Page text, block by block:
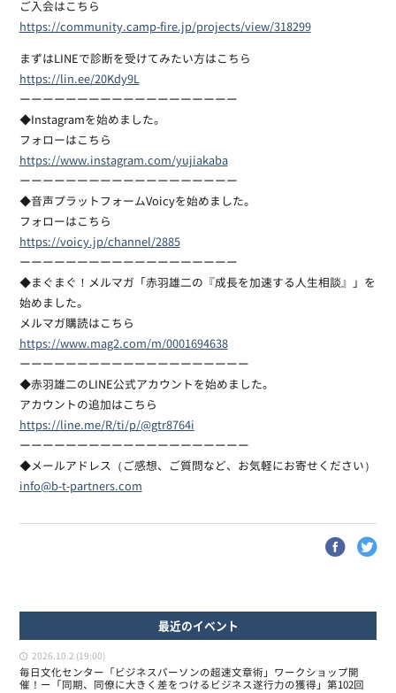
ご入会はこちら
https://community.camp-fire.jp/projects/view/318299
まずはLINEで診断を受けてみたい方はこちら
https://lin.ee/20Kdy9L
ーーーーーーーーーーーーーーーーーーー
◆Instagramを始めました。
フォローはこちら
https://www.instagram.com/yujiakaba
ーーーーーーーーーーーーーーーーーーー
◆音声プラットフォームVoicyを始めました。
フォローはこちら
https://voicy.jp/channel/2885
ーーーーーーーーーーーーーーーーーーー
◆まぐまぐ！メルマガ「赤羽雄二の『成長を加速する人生相談』」を
始めました。
メルマガ購読はこちら
https://www.mag2.com/m/0001694638
ーーーーーーーーーーーーーーーーーーーー
◆赤羽雄二のLINE公式アカウントを始めました。
アカウントの追加はこちら
https://line.me/R/ti/p/@gtr8764i
ーーーーーーーーーーーーーーーーーーーー
◆メールアドレス（ご感想、ご質問など、お気軽にお寄せください）
info@b-t-partners.com
最近のイベント
2026.10.2 (19:00)
毎日文化センター「ビジネスパーソンの超速文章術」ワークショップ開
催！ー「同期、同僚に大きく差をつけるビジネス遂行力の獲得」第102回